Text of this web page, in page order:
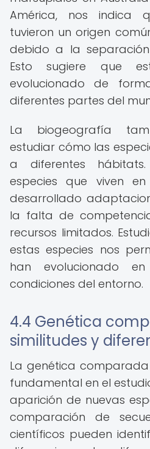
América, nos indica
tuvieron un origen
debido a la
Esto sugiere que
evolucionado de
diferentes partes del
La biogeografía
estudiar cómo las
a diferentes
especies que viven
desarrollado
la falta de
recursos limitados.
estas especies nos
han evolucionado
condiciones del entorno.
4.4 Genética
similitudes y
La genética
fundamental en el
aparición de nuevas
comparación de
científicos pueden